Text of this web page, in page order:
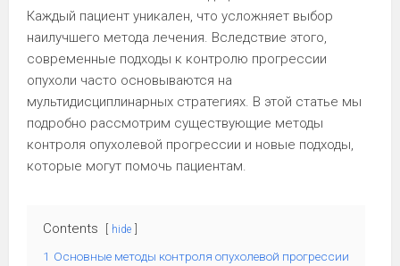
Каждый пациент уникален, что усложняет выбор
наилучшего метода лечения. Вследствие этого,
современные подходы к контролю прогрессии
опухоли часто основываются на
мультидисциплинарных стратегиях. В этой статье мы
подробно рассмотрим существующие методы
контроля опухолевой прогрессии и новые подходы,
которые могут помочь пациентам.
Contents hide
1 Основные методы контроля опухолевой прогрессии